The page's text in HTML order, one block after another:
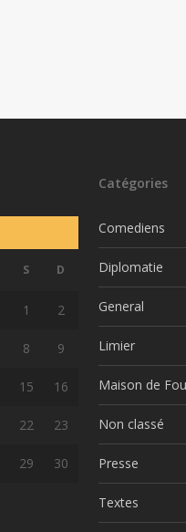
S D
1 2
8 9
15 16
22 23
29 30
Catégories
Comediens
Diplomatie
General
Limier
Maison de
Non classé
Presse
Textes